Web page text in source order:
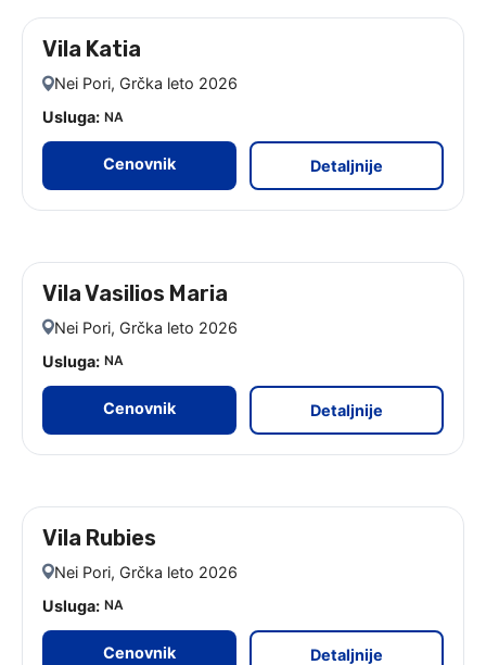
Vila Katia
Nei Pori, Grčka leto 2026
Usluga: NA
Cenovnik Detaljnije
Vila Vasilios Maria
Nei Pori, Grčka leto 2026
Usluga: NA
Cenovnik Detaljnije
Vila Rubies
Nei Pori, Grčka leto 2026
Usluga: NA
Cenovnik Detaljnije